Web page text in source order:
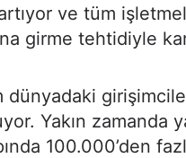
ve tüm
girme tehtidiyle
Yakın zamanda
100.000’den